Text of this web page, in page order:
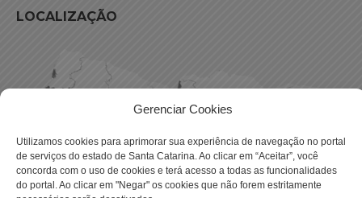
Gerenciar Cookies
Utilizamos cookies para aprimorar sua experiência de navegação no portal
de serviços do estado de Santa Catarina. Ao clicar em “Aceitar”, você
concorda com o uso de cookies e terá acesso a todas as funcionalidades
do portal. Ao clicar em "Negar" os cookies que não forem estritamente
LOCALIZAÇÃO